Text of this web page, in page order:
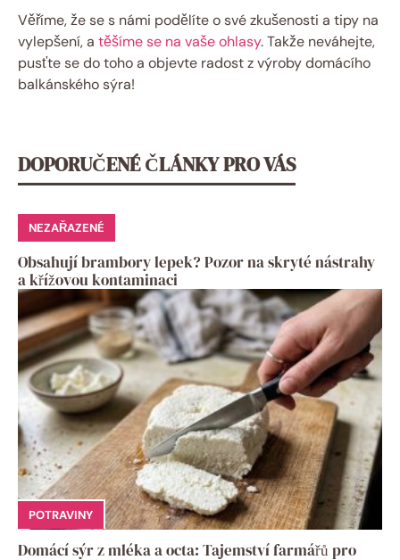
Věříme, že se s námi podělíte o své zkušenosti a tipy na
vylepšení, a těšíme se na vaše ohlasy. Takže neváhejte,
pusťte se do toho a objevte radost z výroby domácího
balkánského sýra!
DOPORUČENÉ ČLÁNKY PRO VÁS
NEZAŘAZENÉ
Obsahují brambory lepek? Pozor na skryté nástrahy
a křížovou kontaminaci
POTRAVINY
Domácí sýr z mléka a octa: Tajemství farmářů pro